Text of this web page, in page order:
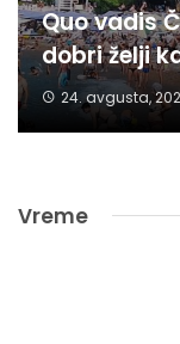
Quo vadis
dobri želji
24. avgusta,
Vreme